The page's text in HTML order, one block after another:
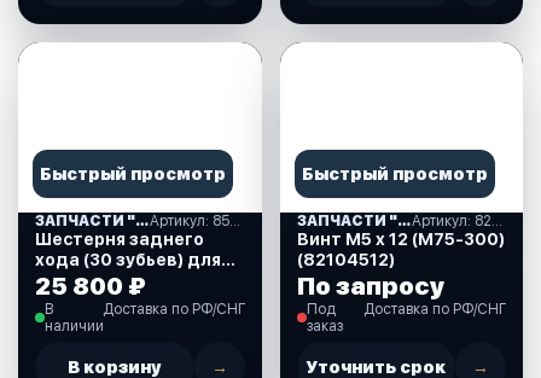
Быстрый просмотр
ЗАПЧАСТИ "MERCURY(75 ; 90)" США (10) Артикул: 850034T
Шестерня заднего
хода (30 зубьев) для
Mercury 30-125 л.с.
(850034T)
25 800 ₽
В
наличии
Доставка по РФ/СНГ
В корзину →
Быстрый просмотр
ЗАПЧАСТИ "MERCURY(75 ; 90)" США (10) Артикул: 82104512
Винт М5 х 12 (М75-300)
(82104512)
По запросу
Под
заказ
Доставка по РФ/СНГ
Уточнить срок →